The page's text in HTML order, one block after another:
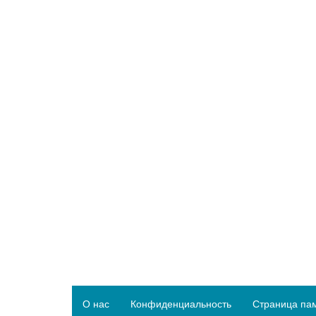
О нас Конфиденциальность Страница